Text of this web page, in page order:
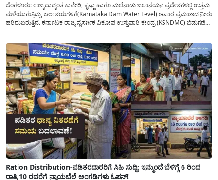
ಬೆಂಗಳೂರು: ರಾಜ್ಯದಾದ್ಯಂತ ಕಾವೇರಿ, ಕೃಷ್ಣಾ ಹಾಗೂ ಮಲೆನಾಡು ಜಲಾನಯನ ಪ್ರದೇಶಗಳಲ್ಲಿ ಉತ್ತಮ
ಮಳೆಯಾಗುತ್ತಿದ್ದು, ಜಲಾಶಯಗಳಿಗೆ(Karnataka Dam Water Level) ಅಪಾರ ಪ್ರಮಾಣದ ನೀರು
ಹರಿದುಬರುತ್ತಿದೆ. ಕರ್ನಾಟಕ ರಾಜ್ಯ ನೈಸರ್ಗಿಕ ವಿಕೋಪ ಉಸ್ತುವಾರಿ ಕೇಂದ್ರ (KSNDMC) ಬಿಡುಗಡೆ
Ration Distribution-ಪಡಿತರದಾರರಿಗೆ ಸಿಹಿ ಸುದ್ದಿ: ಇನ್ಮುಂದೆ ಬೆಳಿಗ್ಗೆ 6 ರಿಂದ
ರಾತ್ರಿ 10 ರವರೆಗೆ ನ್ಯಾಯಬೆಲೆ ಅಂಗಡಿಗಳು ಓಪನ್!